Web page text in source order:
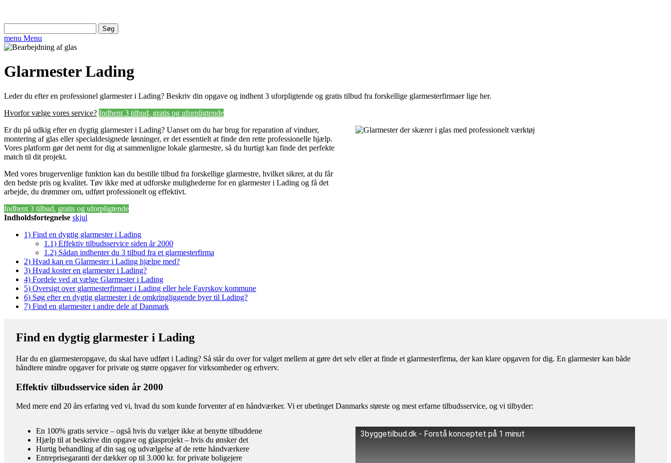
efter:
menu Menu
Glarmester Lading
Leder du efter en professionel glarmester i Lading? Beskriv din opgave og indhent 3 uforpligtende og gratis tilbud fra forskellige glarmesterfirmaer lige her.
Hvorfor vælge vores service? Indhent 3 tilbud, gratis og uforpligtende
Er du på udkig efter en dygtig glarmester i Lading? Uanset om du har brug for reparation af vinduer,
montering af glas eller specialdesignede løsninger, er det essentielt at finde den rette professionelle hjælp.
Vores platform gør det nemt for dig at sammenligne lokale glarmestre, så du hurtigt kan finde det perfekte
match til dit projekt.
Med vores brugervenlige funktion kan du bestille tilbud fra forskellige glarmestre, hvilket sikrer, at du får
den bedste pris og kvalitet. Tøv ikke med at udforske mulighederne for en glarmester i Lading og få det
arbejde, du drømmer om, udført professionelt og effektivt.
Indhent 3 tilbud, gratis og uforpligtende
Indholdsfortegnelse skjul
1) Find en dygtig glarmester i Lading
1.1) Effektiv tilbudsservice siden år 2000
1.2) Sådan indhenter du 3 tilbud fra et glarmesterfirma
2) Hvad kan en Glarmester i Lading hjælpe med?
3) Hvad koster en glarmester i Lading?
4) Fordele ved at vælge Glarmester i Lading
5) Oversigt over glarmesterfirmaer i Lading eller hele Favrskov kommune
6) Søg efter en dygtig glarmester i de omkringliggende byer til Lading?
7) Find en glarmester i andre dele af Danmark
Find en dygtig glarmester i Lading
Har du en glarmesteropgave, du skal have udført i Lading? Så står du over for valget mellem at gøre det selv eller at finde et glarmesterfirma, der kan klare opgaven for dig. En glarmester kan både
håndtere mindre opgaver for private og større opgaver for virksomheder og erhverv.
Effektiv tilbudsservice siden år 2000
Med mere end 20 års erfaring ved vi, hvad du som kunde forventer af en håndværker. Vi er ubetinget Danmarks største og mest erfarne tilbudsservice, og vi tilbyder:
En 100% gratis service – også hvis du vælger ikke at benytte tilbuddene
Hjælp til at beskrive din opgave og glasprojekt – hvis du ønsker det
Hurtig behandling af din sag og udvælgelse af de rette håndværkere
Entreprisegaranti der dækker op til 3.000 kr. for private boligejere
3byggetilbud.dk - Forstå konceptet på 1 minut